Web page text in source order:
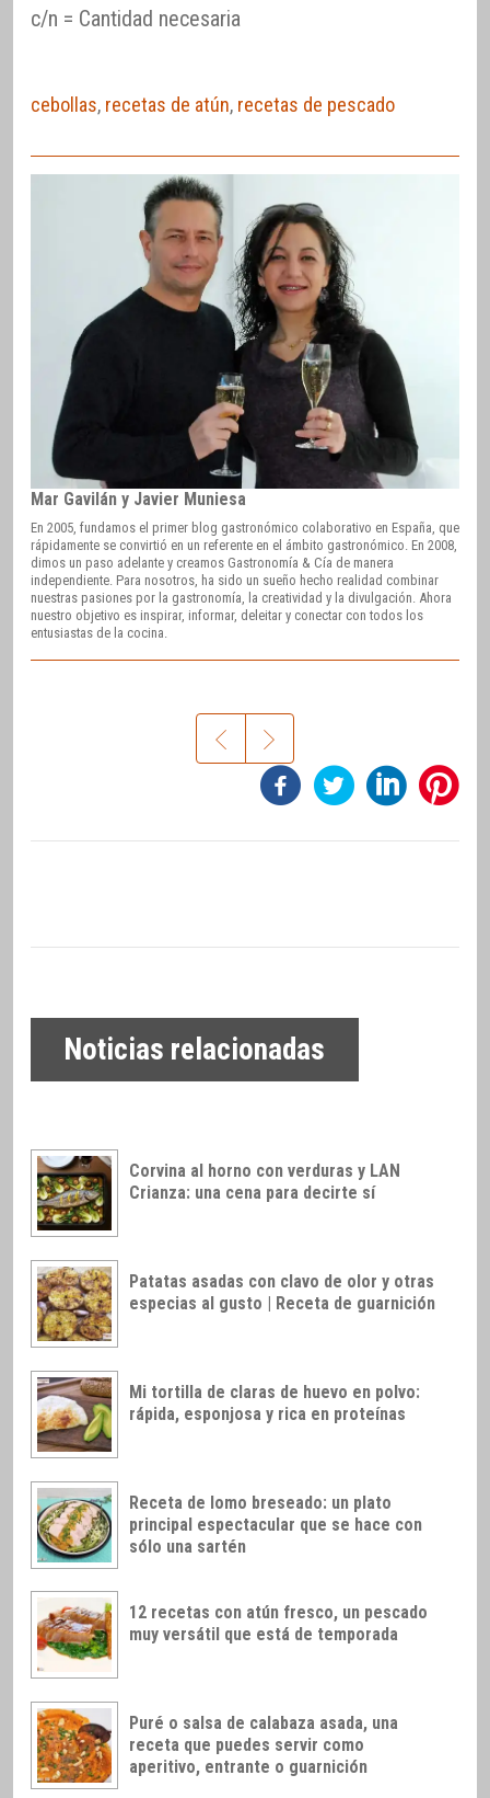
c/n = Cantidad necesaria
cebollas, recetas de atún, recetas de pescado
Mar Gavilán y Javier Muniesa
En 2005, fundamos el primer blog gastronómico colaborativo en España, que
rápidamente se convirtió en un referente en el ámbito gastronómico. En 2008,
dimos un paso adelante y creamos Gastronomía & Cía de manera
independiente. Para nosotros, ha sido un sueño hecho realidad combinar
nuestras pasiones por la gastronomía, la creatividad y la divulgación. Ahora
nuestro objetivo es inspirar, informar, deleitar y conectar con todos los
entusiastas de la cocina.
Noticias relacionadas
Corvina al horno con verduras y LAN
Crianza: una cena para decirte sí
Patatas asadas con clavo de olor y otras
especias al gusto | Receta de guarnición
Mi tortilla de claras de huevo en polvo:
rápida, esponjosa y rica en proteínas
Receta de lomo breseado: un plato
principal espectacular que se hace con
sólo una sartén
12 recetas con atún fresco, un pescado
muy versátil que está de temporada
Puré o salsa de calabaza asada, una
receta que puedes servir como
aperitivo, entrante o guarnición